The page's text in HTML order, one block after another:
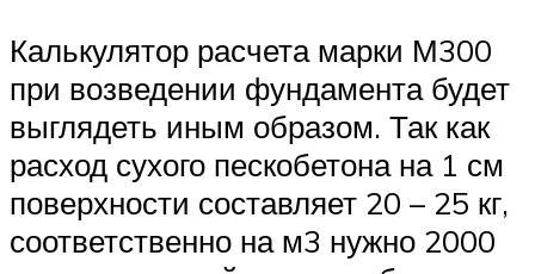
Калькулятор расчета марки М300
при возведении фундамента будет
выглядеть иным образом. Так как
расход сухого пескобетона на 1 см
поверхности составляет 20 – 25 кг,
соответственно на м3 нужно 2000